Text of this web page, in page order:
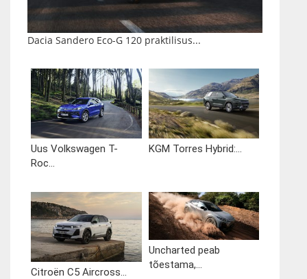
Dacia Sandero Eco-G 120 praktilisus...
Uus Volkswagen T-
Roc...
KGM Torres Hybrid:...
Citroën C5 Aircross...
Uncharted peab
tõestama,...